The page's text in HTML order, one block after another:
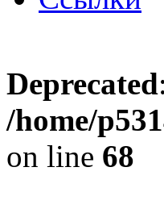
Deprecated
/home/
on line 68